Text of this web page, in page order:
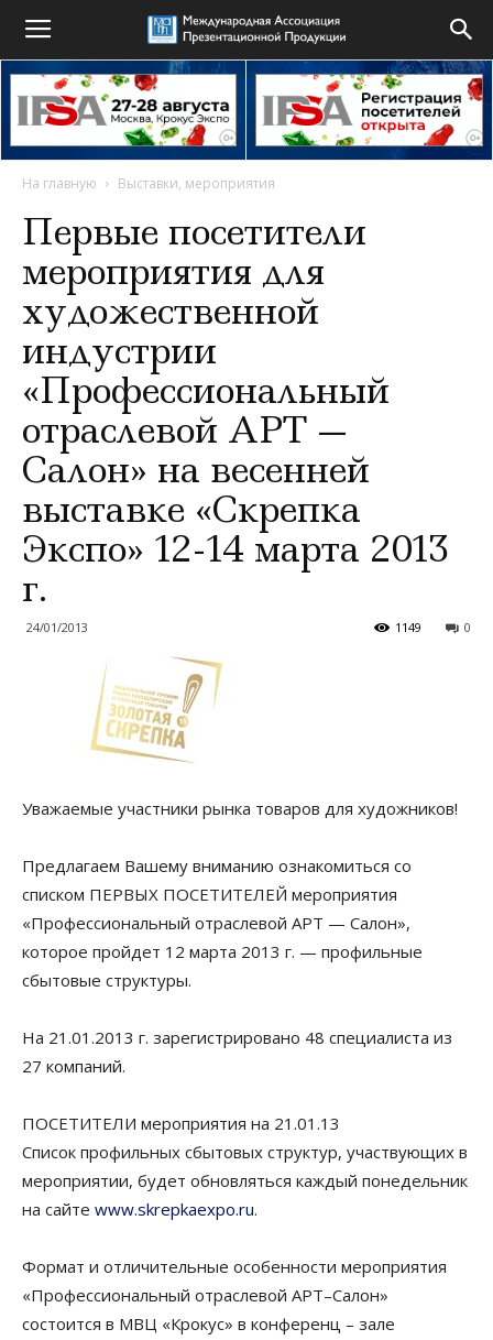
На главную Выставки, мероприятия
Первые посетители
мероприятия для
художественной
индустрии
«Профессиональный
отраслевой АРТ —
Салон» на весенней
выставке «Скрепка
Экспо» 12-14 марта 2013
г.
24/01/2013 0
1149
Уважаемые участники рынка товаров для художников!
Предлагаем Вашему вниманию ознакомиться со
списком ПЕРВЫХ ПОСЕТИТЕЛЕЙ мероприятия
«Профессиональный отраслевой АРТ — Салон»,
которое пройдет 12 марта 2013 г. — профильные
сбытовые структуры.
На 21.01.2013 г. зарегистрировано 48 специалиста из
27 компаний.
ПОСЕТИТЕЛИ мероприятия на 21.01.13
Список профильных сбытовых структур, участвующих в
мероприятии, будет обновляться каждый понедельник
на сайте www.skrepkaexpo.ru.
Формат и отличительные особенности мероприятия
«Профессиональный отраслевой АРТ–Салон»
состоится в МВЦ «Крокус» в конференц – зале